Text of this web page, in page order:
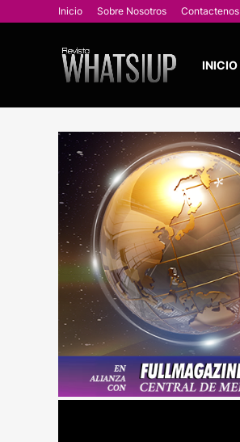
Inicio Sobre Nosotros Contactenos
INICIO